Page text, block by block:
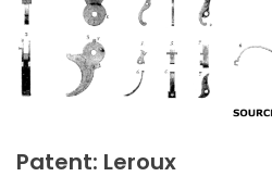
Patent: Leroux